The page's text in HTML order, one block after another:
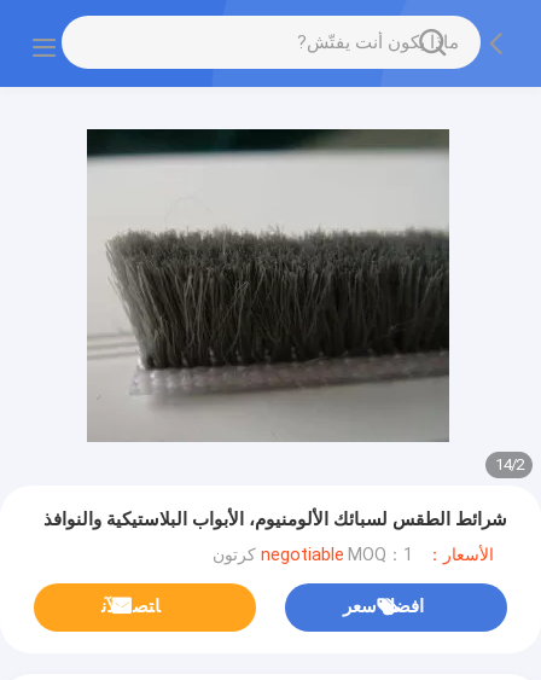
2
/
14
شرائط الطقس لسبائك الألومنيوم، الأبواب البلاستيكية والنوافذ
الأسعار：negotiable MOQ：1 كرتون
افضل سعر ﺎﺘﺼﻟ ﺍﻶﻧ